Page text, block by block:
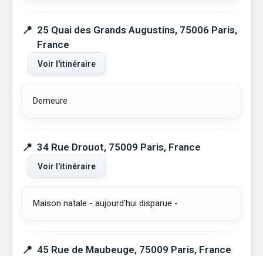
25 Quai des Grands Augustins, 75006 Paris,
France
Voir l'itinéraire
Demeure
34 Rue Drouot, 75009 Paris, France
Voir l'itinéraire
Maison natale - aujourd'hui disparue -
45 Rue de Maubeuge, 75009 Paris, France